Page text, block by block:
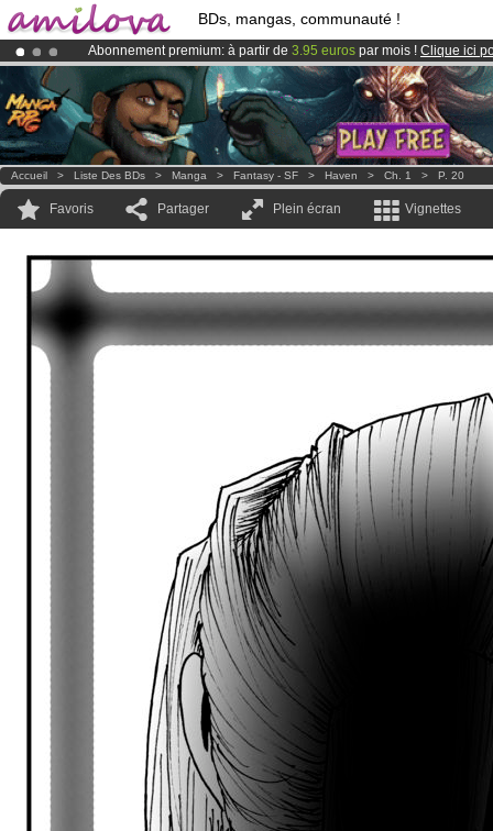
BDs, mangas, communauté !
Abonnement premium: à partir de 3.95 euros par mois ! Clique ici
Déjà 100000membreset 1000BDs & Mangas!
LeKickstarter Amilova est désormais lancé
Accueil > Liste Des BDs > Manga > Fantasy - SF > Haven > Ch. 1 > P. 20
Favoris Partager Plein écran Vignettes